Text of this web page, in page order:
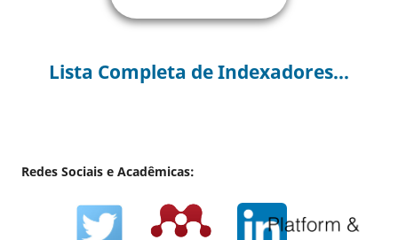
Lista Completa de Indexadores...
Redes Sociais e Acadêmicas: